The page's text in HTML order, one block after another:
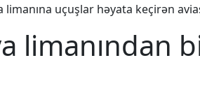
limanına uçuşlar həyata keçirən
limanından